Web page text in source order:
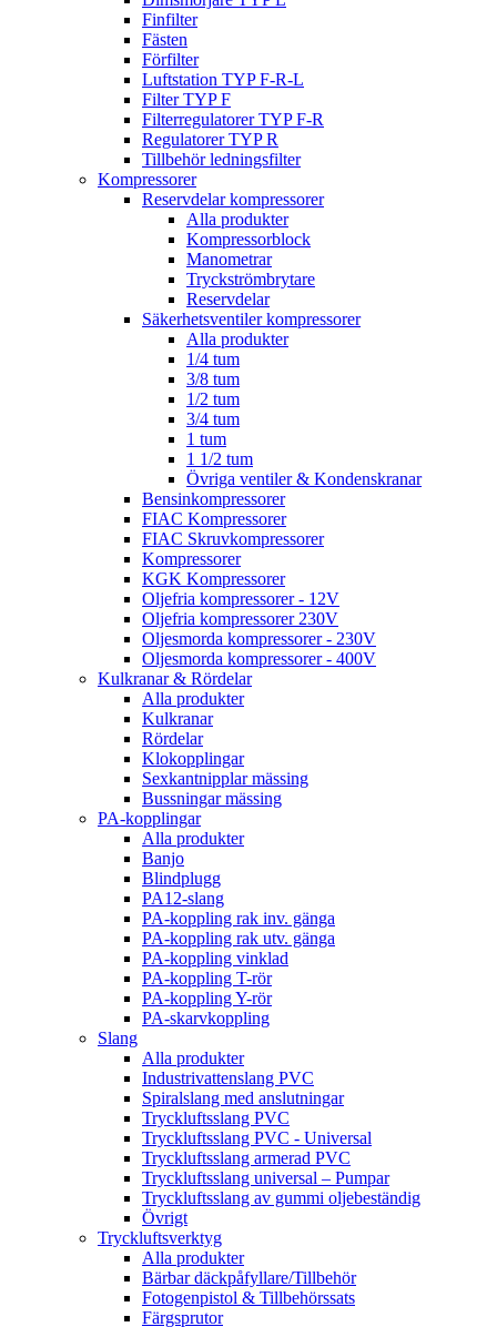
Finfilter
Fästen
Förfilter
Luftstation TYP F-R-L
Filter TYP F
Filterregulatorer TYP F-R
Regulatorer TYP R
Tillbehör ledningsfilter
Kompressorer
Reservdelar kompressorer
Alla produkter
Kompressorblock
Manometrar
Tryckströmbrytare
Reservdelar
Säkerhetsventiler kompressorer
Alla produkter
1/4 tum
3/8 tum
1/2 tum
3/4 tum
1 tum
1 1/2 tum
Övriga ventiler & Kondenskranar
Bensinkompressorer
FIAC Kompressorer
FIAC Skruvkompressorer
Kompressorer
KGK Kompressorer
Oljefria kompressorer - 12V
Oljefria kompressorer 230V
Oljesmorda kompressorer - 230V
Oljesmorda kompressorer - 400V
Kulkranar & Rördelar
Alla produkter
Kulkranar
Rördelar
Klokopplingar
Sexkantnipplar mässing
Bussningar mässing
PA-kopplingar
Alla produkter
Banjo
Blindplugg
PA12-slang
PA-koppling rak inv. gänga
PA-koppling rak utv. gänga
PA-koppling vinklad
PA-koppling T-rör
PA-koppling Y-rör
PA-skarvkoppling
Slang
Alla produkter
Industrivattenslang PVC
Spiralslang med anslutningar
Tryckluftsslang PVC
Tryckluftsslang PVC - Universal
Tryckluftsslang armerad PVC
Tryckluftsslang universal – Pumpar
Tryckluftsslang av gummi oljebeständig
Övrigt
Tryckluftsverktyg
Alla produkter
Bärbar däckpåfyllare/Tillbehör
Fotogenpistol & Tillbehörssats
Färgsprutor